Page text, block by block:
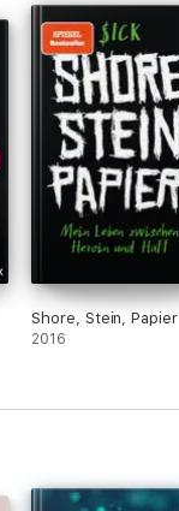
Shore, Stein, Papier
2016